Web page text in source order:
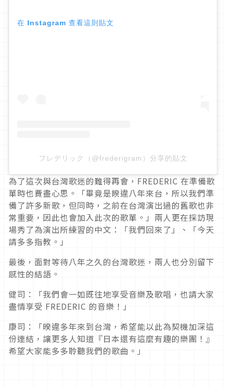
在 Instagram 查看這則貼文
フレデリック（@frederigram）分享的貼文
為了這次與台灣歌迷的難得再會，FREDERIC 在準備歌
單時也費盡心思。「畢竟是睽違八年來台，所以我們準
備了許多新歌，但同時，之前在台灣演出過的舊歌也非
常重要，因此也會加入此次的歌單。」兩人更在採訪現
場秀了為演出所練習的中文：「我們回來了」、「今天
請多多指教。」
最後，面對等待八年之久的台灣歌迷，兩人也分別留下
感性的結語。
健司：「我們會一如既往地享受音樂及歌唱，也請大家
盡情享受 FREDERIC 的音樂！」
康司 ：
「暌違多年來到台灣，希望能以此為契機加深這
份連結，讓更多人知道『日本還有這麼有趣的樂團！』
希望大家能多多聆聽我們的歌曲。」